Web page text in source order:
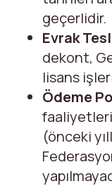
geçerlidir.
Evrak
dekont,
lisans
Ödeme
(önceki